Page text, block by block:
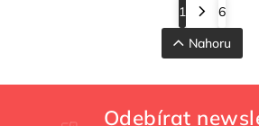
1
6
Nahoru
Odebírat